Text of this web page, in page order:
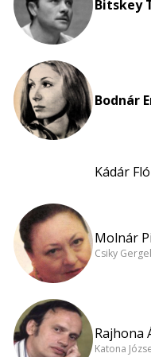
Bitskey
Bodnár
Kádár
Molnár
Csiky
Rajhona
Katona